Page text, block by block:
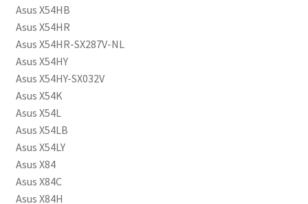
Asus X54HB
Asus X54HR
Asus X54HR-SX287V-NL
Asus X54HY
Asus X54HY-SX032V
Asus X54K
Asus X54L
Asus X54LB
Asus X54LY
Asus X84
Asus X84C
Asus X84H